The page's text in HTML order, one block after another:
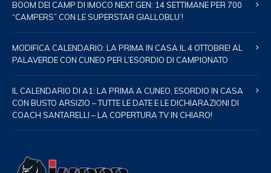
BOOM DEI CAMP DI IMOCO NEXT GEN: 14 SETTIMANE PER 700
“CAMPERS” CON LE SUPERSTAR GIALLOBLU’!
MODIFICA CALENDARIO: LA PRIMA IN CASA IL 4 OTTOBRE! AL
PALAVERDE CON CUNEO PER L’ESORDIO DI CAMPIONATO
IL CALENDARIO DI A1: LA PRIMA A CUNEO, ESORDIO IN CASA
CON BUSTO ARSIZIO – TUTTE LE DATE E LE DICHIARAZIONI DI
COACH SANTARELLI – LA COPERTURA TV IN CHIARO!